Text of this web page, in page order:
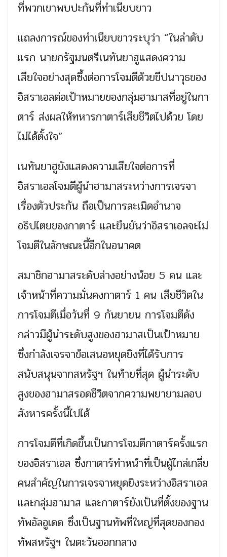
ที่พวกเขาพบปะกันที่ทำเนียบขาว
แถลงการณ์ของทำเนียบขาวระบุว่า “ในลำดับ
แรก นายกรัฐมนตรีเนทันยาฮูแสดงความ
เสียใจอย่างสุดซึ้งต่อการโจมตีด้วยขีปนาวุธของ
อิสราเอลต่อเป้าหมายของกลุ่มฮามาสที่อยู่ในกา
ตาร์ ส่งผลให้ทหารกาตาร์เสียชีวิตไปด้วย โดย
ไม่ได้ตั้งใจ”
เนทันยาฮูยังแสดงความเสียใจต่อการที่
อิสราเอลโจมตีผู้นำฮามาสระหว่างการเจรจา
เรื่องตัวประกัน ถือเป็นการละเมิดอำนาจ
อธิปไตยของกาตาร์ และยืนยันว่าอิสราเอลจะไม่
โจมตีในลักษณะนี้อีกในอนาคต
สมาชิกฮามาสระดับล่างอย่างน้อย 5 คน และ
เจ้าหน้าที่ความมั่นคงกาตาร์ 1 คน เสียชีวิตใน
การโจมตีเมื่อวันที่ 9 กันยายน การโจมตีดัง
กล่าวมีผู้นำระดับสูงของฮามาสเป็นเป้าหมาย
ซึ่งกำลังเจรจาข้อเสนอหยุดยิงที่ได้รับการ
สนับสนุนจากสหรัฐฯ ในท้ายที่สุด ผู้นำระดับ
สูงของฮามาสรอดชีวิตจากความพยายามลอบ
สังหารครั้งนี้ไปได้
การโจมตีที่เกิดขึ้นเป็นการโจมตีกาตาร์ครั้งแรก
ของอิสราเอล ซึ่งกาตาร์ทำหน้าที่เป็นผู้ไกล่เกลี่ย
คนสำคัญในการเจรจาหยุดยิงระหว่างอิสราเอล
และกลุ่มฮามาส และกาตาร์ยังเป็นที่ตั้งของฐาน
ทัพอัลอูเดด ซึ่งเป็นฐานทัพที่ใหญ่ที่สุดของกอง
ทัพสหรัฐฯ ในตะวันออกกลาง